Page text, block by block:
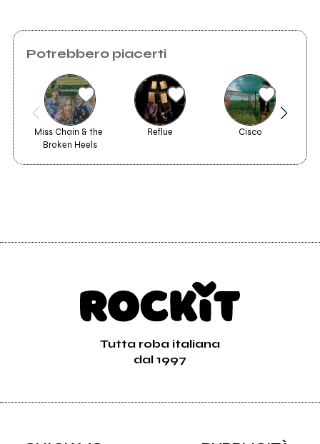
Potrebbero piacerti
Miss Chain & the
Broken Heels
Reflue Cisco
Tutta roba italiana
dal 1997